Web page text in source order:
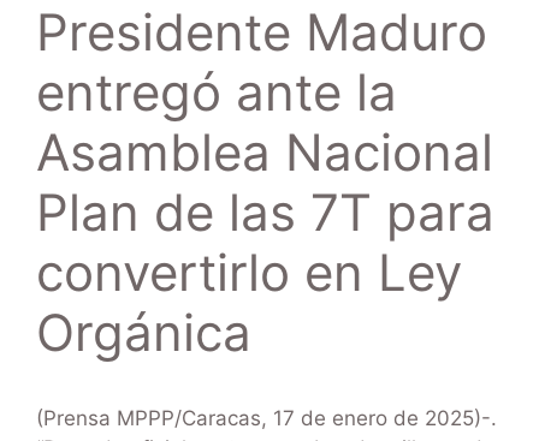
Presidente Maduro
entregó ante la
Asamblea Nacional
Plan de las 7T para
convertirlo en Ley
Orgánica
(Prensa MPPP/Caracas, 17 de enero de 2025)-.